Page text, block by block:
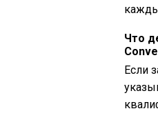
Что
Если